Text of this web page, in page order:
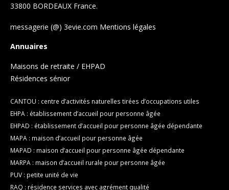
33800 BORDEAUX France.
messagerie (@) 3evie.com Mentions légales
Annuaires
Maisons de retraite / EHPAD
Résidences sénior
CANTOU : centre d’activités naturelles tirées d’occupations utiles
EHPA : établissement d’accueil pour personne âgée
EHPAD : établissement d’accueil pour personne âgée dépendante
MAPA : maison d’accueil pour personne âgée
MAPAD : maison d’accueil pour personne âgée dépendante
MARPA : maison d’accueil rurale pour personne âgée
PUV : petite unité de vie
RAQ : résidence services avec agrément qualité